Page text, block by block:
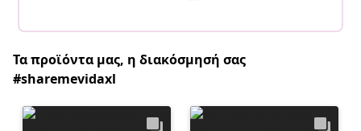
Τα προϊόντα μας, η διακόσμησή σας
#sharemevidaxl